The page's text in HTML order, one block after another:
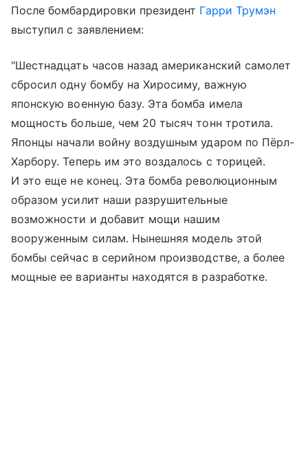
После бомбардировки президент Гарри Трумэн
выступил с заявлением:
"Шестнадцать часов назад американский самолет
сбросил одну бомбу на Хиросиму, важную
японскую военную базу. Эта бомба имела
мощность больше, чем 20 тысяч тонн тротила.
Японцы начали войну воздушным ударом по Пёрл-
Харбору. Теперь им это воздалось с торицей.
И это еще не конец. Эта бомба революционным
образом усилит наши разрушительные
возможности и добавит мощи нашим
вооруженным силам. Нынешняя модель этой
бомбы сейчас в серийном производстве, а более
мощные ее варианты находятся в разработке.